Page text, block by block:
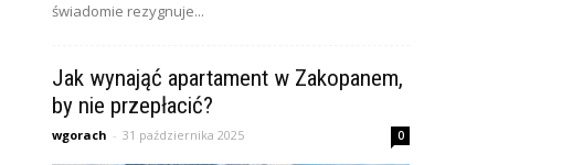
świadomie rezygnuje...
Jak wynająć apartament w Zakopanem,
by nie przepłacić?
wgorach - 31 października 2025 0